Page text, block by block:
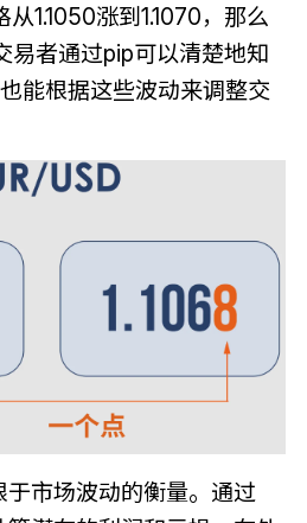
1.1050涨到1.1070，那么
易者通过pip可以清楚地知
能根据这些波动来调整交
市场波动的衡量。通过